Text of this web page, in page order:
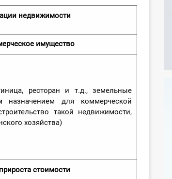
недвижимости
имущество
ресторан и т.д., земельные
назначением для коммерческой
такой недвижимости,
хозяйства)
стоимости